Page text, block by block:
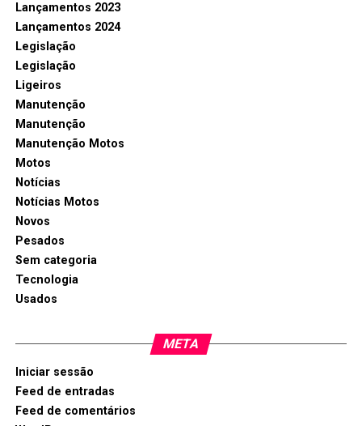
Lançamentos 2023
Lançamentos 2024
Legislação
Legislação
Ligeiros
Manutenção
Manutenção
Manutenção Motos
Motos
Notícias
Notícias Motos
Novos
Pesados
Sem categoria
Tecnologia
Usados
META
Iniciar sessão
Feed de entradas
Feed de comentários